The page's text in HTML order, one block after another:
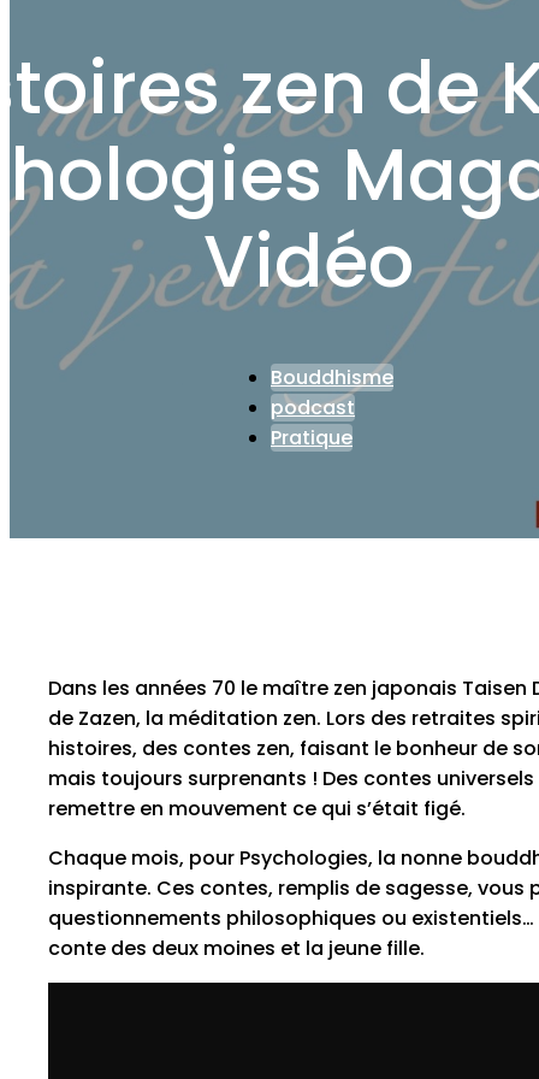
zen de
Vidéo
Bouddhisme
podcast
Pratique
Dans les années 70 le maître zen japonais
de Zazen, la méditation zen. Lors des retraites
histoires, des contes zen, faisant le bonheur de
mais toujours surprenants ! Des contes
remettre en mouvement ce qui s’était figé.
Chaque mois, pour Psychologies, la nonne
inspirante. Ces contes, remplis de sagesse,
questionnements philosophiques ou
conte des deux moines et la jeune fille.